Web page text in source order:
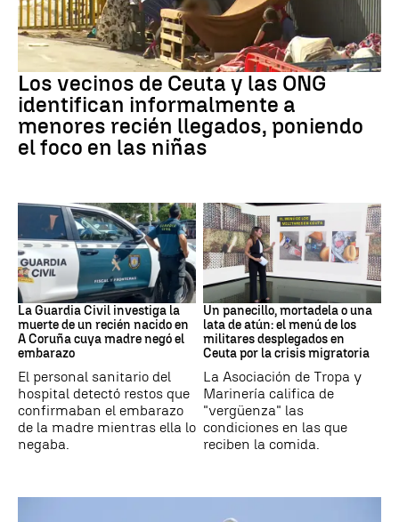
Ceuta
Los vecinos de Ceuta y las ONG
identifican informalmente a
menores recién llegados, poniendo
el foco en las niñas
Recién Nacido
La Guardia Civil investiga la
muerte de un recién nacido en
A Coruña cuya madre negó el
embarazo
El personal sanitario del
hospital detectó restos que
confirmaban el embarazo
de la madre mientras ella lo
negaba.
Militares
Un panecillo, mortadela o una
lata de atún: el menú de los
militares desplegados en
Ceuta por la crisis migratoria
La Asociación de Tropa y
Marinería califica de
"vergüenza" las
condiciones en las que
reciben la comida.